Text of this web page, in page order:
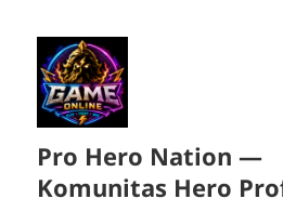
Pro Hero Nation —
Komunitas Hero